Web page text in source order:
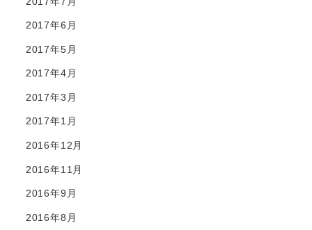
2017年6月
2017年5月
2017年4月
2017年3月
2017年1月
2016年12月
2016年11月
2016年9月
2016年8月